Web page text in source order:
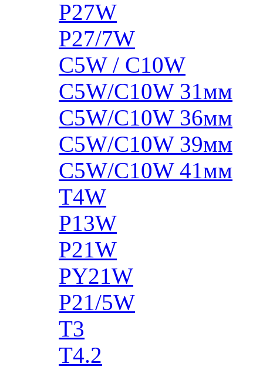
P27W
P27/7W
C5W / C10W
C5W/C10W 31мм
C5W/C10W 36мм
C5W/C10W 39мм
C5W/C10W 41мм
T4W
P13W
P21W
PY21W
P21/5W
T3
T4.2